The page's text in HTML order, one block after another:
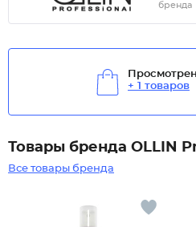
бренда
+ 1 товаров
Товары бренда OLLIN
Все товары бренда